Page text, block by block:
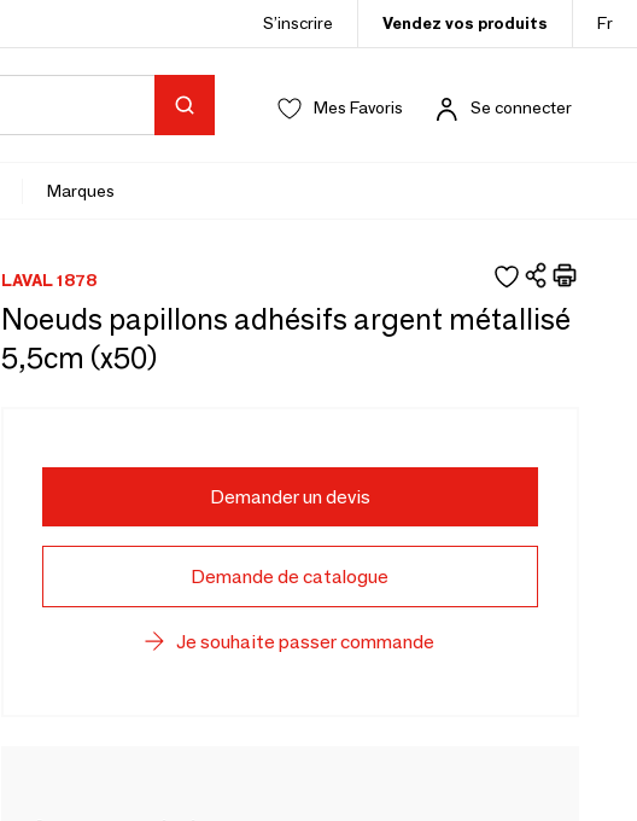
S’inscrire Vendez vos produits Fr
Mes Favoris Se connecter
Marques
LAVAL 1878
Noeuds papillons adhésifs argent métallisé
5,5cm (x50)
Demander un devis
Demande de catalogue
Je souhaite passer commande